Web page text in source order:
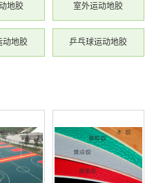
地胶 室外运动地胶
动地胶 乒乓球运动地胶